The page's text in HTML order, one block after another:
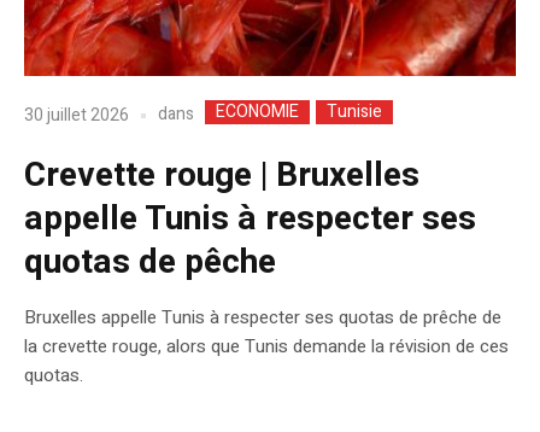
30 juillet 2026 dans ECONOMIE Tunisie
Crevette rouge | Bruxelles
appelle Tunis à respecter ses
quotas de pêche
Bruxelles appelle Tunis à respecter ses quotas de prêche de
la crevette rouge, alors que Tunis demande la révision de ces
quotas.